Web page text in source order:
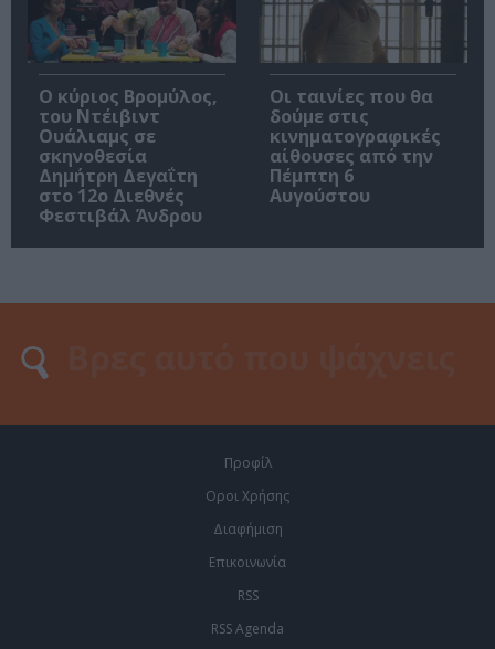
O κύριος Βρομύλος,
του Ντέιβιντ
Ουάλιαμς σε
σκηνοθεσία
Δημήτρη Δεγαΐτη
στο 12ο Διεθνές
Φεστιβάλ Άνδρου
Οι ταινίες που θα
δούμε στις
κινηματογραφικές
αίθουσες από την
Πέμπτη 6
Αυγούστου
Προφίλ
Οροι Χρήσης
Διαφήμιση
Επικοινωνία
RSS
RSS Agenda